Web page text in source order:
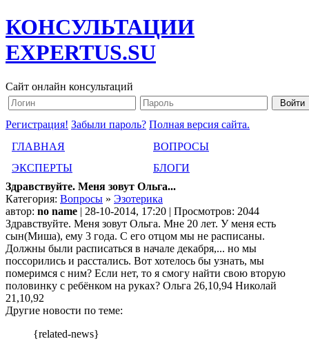
КОНСУЛЬТАЦИИ
EXPERTUS.SU
Сайт онлайн консультаций
Регистрация! Забыли пароль? Полная версия сайта.
ГЛАВНАЯ
ВОПРОСЫ
ЭКСПЕРТЫ
БЛОГИ
Здравствуйте. Меня зовут Ольга...
Категория: Вопросы » Эзотерика
автор: no name | 28-10-2014, 17:20 | Просмотров: 2044
Здравствуйте. Меня зовут Ольга. Мне 20 лет. У меня есть
сын(Миша), ему 3 года. С его отцом мы не расписаны.
Должны были расписаться в начале декабря,... но мы
поссорились и расстались. Вот хотелось бы узнать, мы
померимся с ним? Если нет, то я смогу найти свою вторую
половинку с ребёнком на руках? Ольга 26,10,94 Николай
21,10,92
Другие новости по теме:
{related-news}